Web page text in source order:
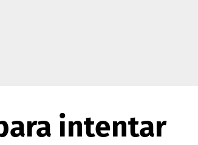
intentar